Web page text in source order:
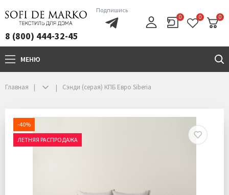
8 (800) 444-32-45
Подпишись
0 0 0
МЕНЮ
+7(800)444-32-45
Главная Сэнди (серая) КПБ Евро Siberia
-40%
ЛЕТНЯЯ РАСПРОДАЖА